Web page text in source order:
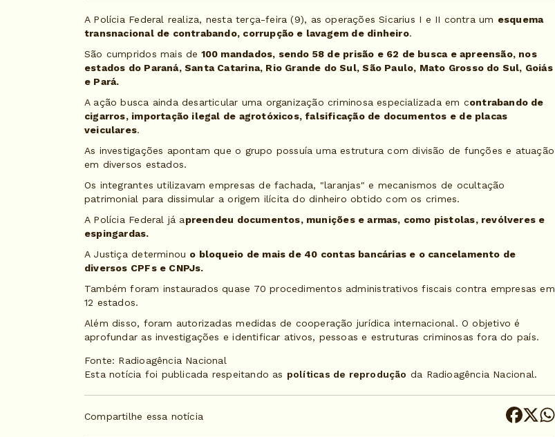
A Polícia Federal realiza, nesta terça-feira (9), as operações Sicarius I e II contra um esquema
transnacional de contrabando, corrupção e lavagem de dinheiro.
São cumpridos mais de 100 mandados, sendo 58 de prisão e 62 de busca e apreensão, nos
estados do Paraná, Santa Catarina, Rio Grande do Sul, São Paulo, Mato Grosso do Sul, Goiás
e Pará.
A ação busca ainda desarticular uma organização criminosa especializada em contrabando de
cigarros, importação ilegal de agrotóxicos, falsificação de documentos e de placas
veiculares.
As investigações apontam que o grupo possuía uma estrutura com divisão de funções e atuação
em diversos estados.
Os integrantes utilizavam empresas de fachada, "laranjas" e mecanismos de ocultação
patrimonial para dissimular a origem ilícita do dinheiro obtido com os crimes.
A Polícia Federal já apreendeu documentos, munições e armas, como pistolas, revólveres e
espingardas.
A Justiça determinou o bloqueio de mais de 40 contas bancárias e o cancelamento de
diversos CPFs e CNPJs.
Também foram instaurados quase 70 procedimentos administrativos fiscais contra empresas em
12 estados.
Além disso, foram autorizadas medidas de cooperação jurídica internacional. O objetivo é
aprofundar as investigações e identificar ativos, pessoas e estruturas criminosas fora do país.
Fonte: Radioagência Nacional
Esta notícia foi publicada respeitando as políticas de reprodução da Radioagência Nacional.
Compartilhe essa notícia